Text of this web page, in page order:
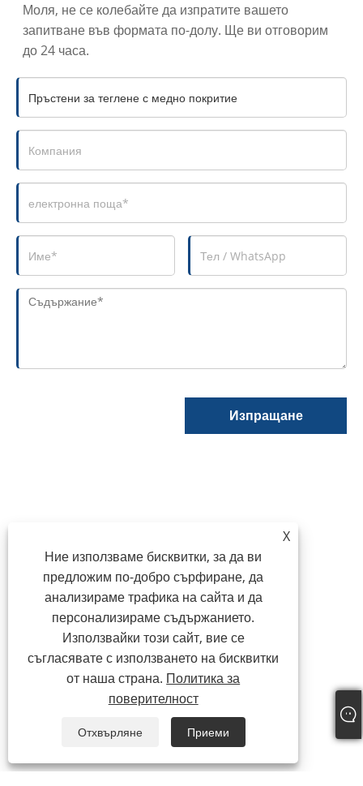
Моля, не се колебайте да изпратите вашето
запитване във формата по-долу. Ще ви отговорим
до 24 часа.
Изпращане
X
Ние използваме бисквитки, за да ви
предложим по-добро сърфиране, да
анализираме трафика на сайта и да
персонализираме съдържанието.
Използвайки този сайт, вие се
съгласявате с използването на бисквитки
от наша страна. Политика за
поверителност
Отхвърляне Приеми